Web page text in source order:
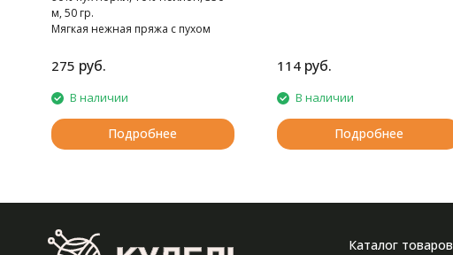
м, 50 гр.
Мягкая нежная пряжа с пухом
275 руб.
В наличии
Подробнее
114 руб.
В наличии
Подробнее
Каталог товаров